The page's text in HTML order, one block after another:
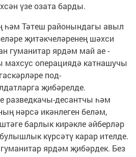
үзе озата барды.
Тәтеш районындагы авыл
җитәкчеләренең шәхси
гума­ни­тар ярдәм май ае
опе­ра­циядә катнашучы
под­
җибәрелде.
разведкачы-десантчы һәм
нәрсә икәнлеген беләм,
барлык кирәкле әйберләр
күрсәтү карар ителде.
ярдәм җибәрдек. Без